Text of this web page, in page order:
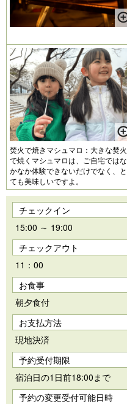
焚火で焼きマシュマロ：大きな焚火
で焼くマシュマロは、ご自宅ではな
かなか体験できないだけでなく、と
ても美味しいですよ。
チェックイン
15:00 ～ 19:00
チェックアウト
11：00
お食事
朝夕食付
お支払方法
現地決済
予約受付期限
宿泊日の1日前18:00まで
予約の変更受付可能日時